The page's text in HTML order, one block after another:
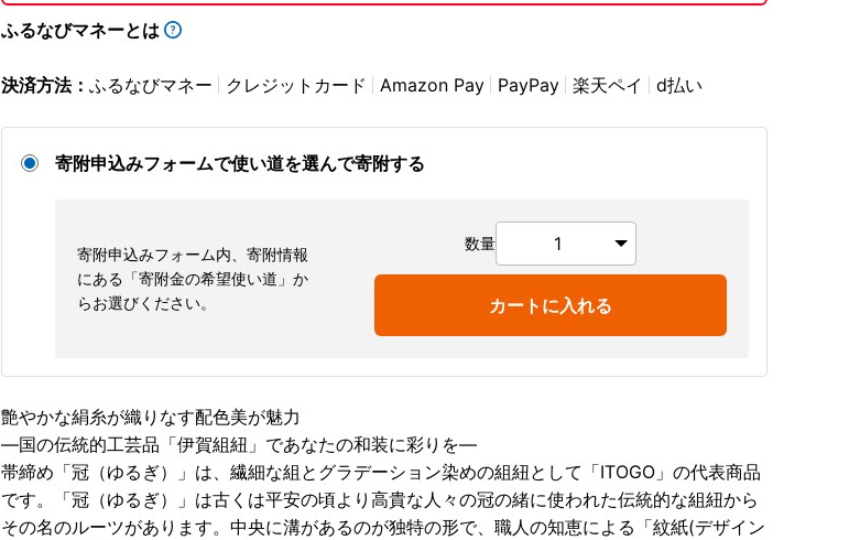
ふるなびマネーとは
決済方法： ふるなびマネー クレジットカード Amazon Pay PayPay 楽天ペイ d払い
寄附申込みフォームで使い道を選んで寄附する
寄附申込みフォーム内、寄附情報
にある「寄附金の希望使い道」か
らお選びください。
数量
カートに入れる
艶やかな絹糸が織りなす配色美が魅力
―国の伝統的工芸品「伊賀組紐」であなたの和装に彩りを―
帯締め「冠（ゆるぎ）」は、繊細な組とグラデーション染めの組紐として「ITOGO」の代表商品
です。「冠（ゆるぎ）」は古くは平安の頃より高貴な人々の冠の緒に使われた伝統的な組紐から
その名のルーツがあります。中央に溝があるのが独特の形で、職人の知恵による「紋紙(デザイン